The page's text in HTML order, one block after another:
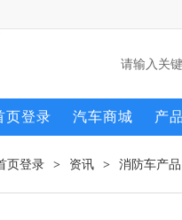
页登录 汽车商城 产
页登录 > 资讯 > 消防车产品